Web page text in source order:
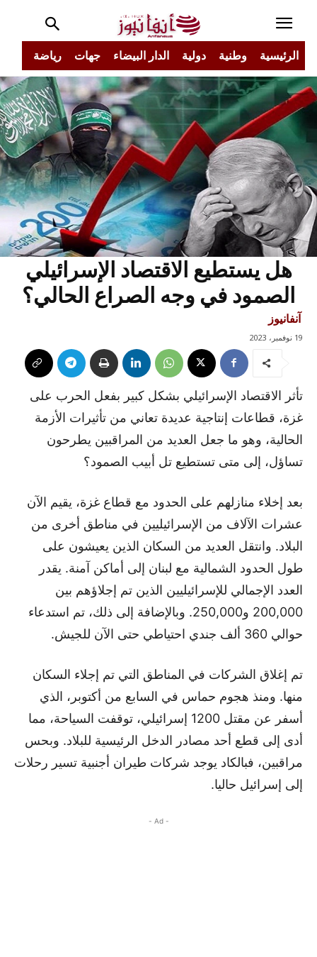
الرئيسية وطنية دولية الدار البيضاء جهات رياضة
هل يستطيع الاقتصاد الإسرائيلي
الصمود في وجه الصراع الحالي؟
آنفانيوز
19 نوفمبر، 2023
تأثر الاقتصاد الإسرائيلي بشكل كبير بفعل الحرب على
غزة، قطاعات إنتاجية عديدة تعاني من تأثيرات الأزمة
الحالية، وهو ما جعل العديد من المراقبين يطرحون
تساؤل، إلى متى تستطيع تل أبيب الصمود؟
بعد إخلاء منازلهم على الحدود مع قطاع غزة، يقيم الآن
عشرات الآلاف من الإسرائيليين في مناطق أخرى من
البلاد. وانتقل العديد من السكان الذين يعيشون على
طول الحدود الشمالية مع لبنان إلى أماكن آمنة. يقدر
العدد الإجمالي للإسرائيليين الذين تم إجلاؤهم بين
200,000 و250,000. وبالإضافة إلى ذلك، تم استدعاء
حوالي 360 ألف جندي احتياطي حتى الآن للجيش.
تم إغلاق الشركات في المناطق التي تم إجلاء السكان
منها. ومنذ هجوم حماس في السابع من أكتوبر، الذي
أسفر عن مقتل 1200 إسرائيلي، توقفت السياحة، مما
أدى إلى قطع أحد مصادر الدخل الرئيسية للبلاد. وبحس
مراقبين، فبالكاد يوجد شركات طيران أجنبية تسير رحلات
إلى إسرائيل حاليا.
- Ad -